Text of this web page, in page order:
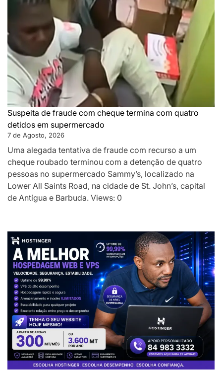
Suspeita de fraude com cheque termina com quatro
detidos em supermercado
7 de Agosto, 2026
Uma alegada tentativa de fraude com recurso a um
cheque roubado terminou com a detenção de quatro
pessoas no supermercado Sammy’s, localizado na
Lower All Saints Road, na cidade de St. John’s, capital
de Antígua e Barbuda. Views: 0